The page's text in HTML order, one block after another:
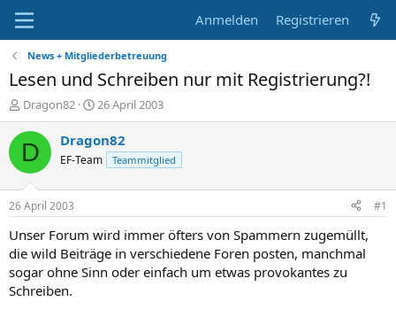
Anmelden Registrieren
News + Mitgliederbetreuung
Lesen und Schreiben nur mit Registrierung?!
E
r
s
e
r
Dragon82
E
r
s
e
t
a
26 April 2003
D Dragon82
EF-Team Teammitglied
26 April 2003 #1
Unser Forum wird immer öfters von Spammern zugemüllt,
die wild Beiträge in verschiedene Foren posten, manchmal
sogar ohne Sinn oder einfach um etwas provokantes zu
Schreiben.